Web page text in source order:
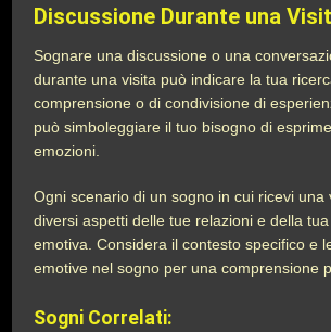
Discussione Durante una
Sognare una discussione o una
durante una visita può indicare la tua
comprensione o di condivisione di
può simboleggiare il tuo bisogno di
emozioni.
Ogni scenario di un sogno in cui ricevi una
diversi aspetti delle tue relazioni e della
emotiva. Considera il contesto specifico e
emotive nel sogno per una comprensione
Sogni Correlati: